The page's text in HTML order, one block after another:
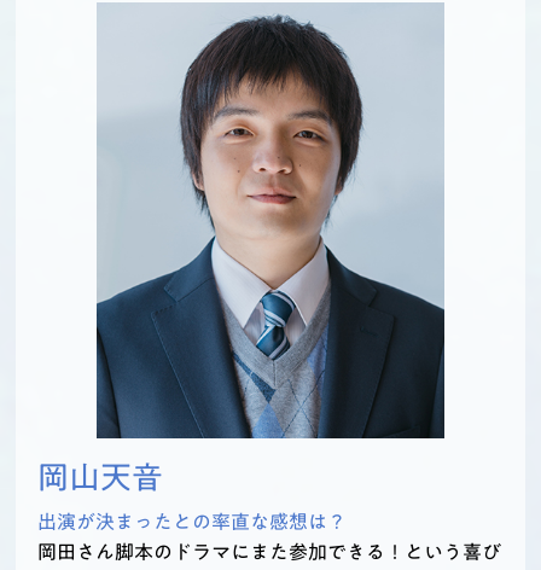
岡山天音
出演が決まったとの率直な感想は？
岡田さん脚本のドラマにまた参加できる！という喜び